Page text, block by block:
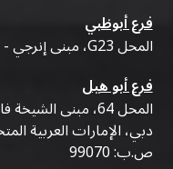
فرع أبوظبي
المحل G23، مبنى إنرجي - مصفح - M20 - أبوظبي
فرع أبو هيل
المحل 64، مبنى
دبي، الإمارات العربية
ص.ب: 99070